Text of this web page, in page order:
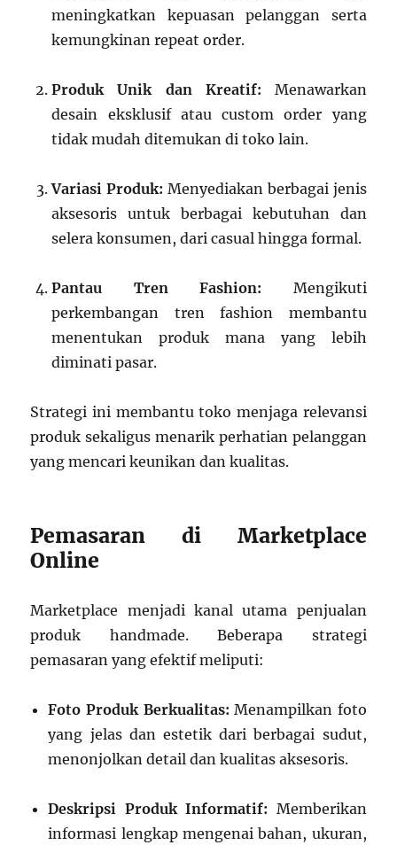
meningkatkan kepuasan pelanggan serta
kemungkinan repeat order.
Produk Unik dan Kreatif: Menawarkan
desain eksklusif atau custom order yang
tidak mudah ditemukan di toko lain.
Variasi Produk: Menyediakan berbagai jenis
aksesoris untuk berbagai kebutuhan dan
selera konsumen, dari casual hingga formal.
Pantau Tren Fashion: Mengikuti
perkembangan tren fashion membantu
menentukan produk mana yang lebih
diminati pasar.
Strategi ini membantu toko menjaga relevansi
produk sekaligus menarik perhatian pelanggan
yang mencari keunikan dan kualitas.
Pemasaran di Marketplace
Online
Marketplace menjadi kanal utama penjualan
produk handmade. Beberapa strategi
pemasaran yang efektif meliputi:
Foto Produk Berkualitas: Menampilkan foto
yang jelas dan estetik dari berbagai sudut,
menonjolkan detail dan kualitas aksesoris.
Deskripsi Produk Informatif: Memberikan
informasi lengkap mengenai bahan, ukuran,